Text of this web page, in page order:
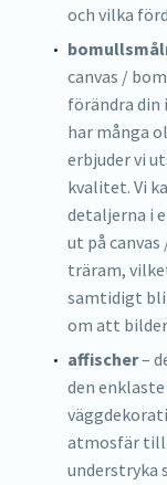
och vilka
canvas /
förändra din
har många
erbjuder vi
kvalitet. Vi
detaljerna i
ut på canvas
träram,
samtidigt
om att
affischer–
den
atmosfär till
understryka